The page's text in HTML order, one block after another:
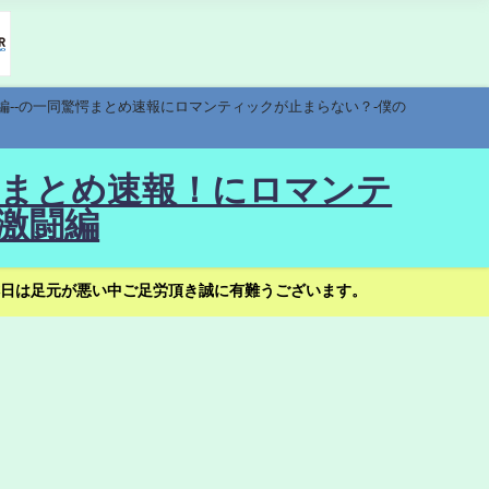
の一同驚愕まとめ速報にロマンティックが止まらない？-僕の
とめ速報！にロマンテ
闘編
足元が悪い中ご足労頂き誠に有難うございます。